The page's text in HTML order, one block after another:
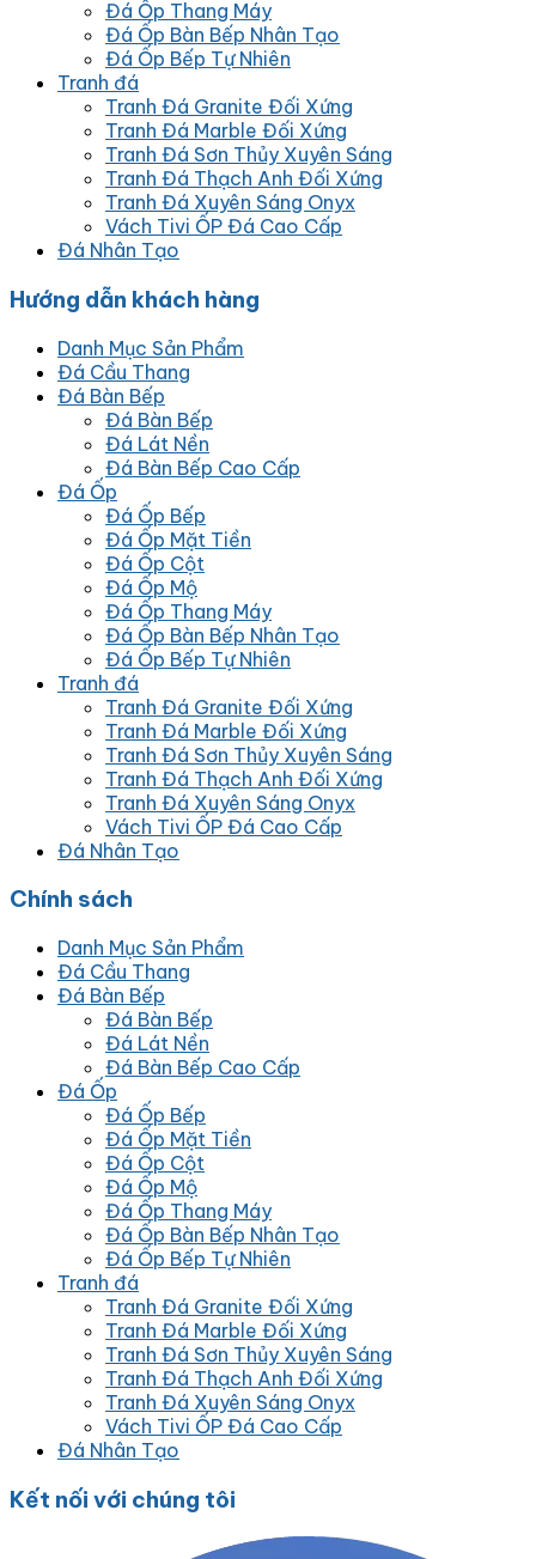
Đá Ốp Thang Máy
Đá Ốp Bàn Bếp Nhân Tạo
Đá Ốp Bếp Tự Nhiên
Tranh đá
Tranh Đá Granite Đối Xứng
Tranh Đá Marble Đối Xứng
Tranh Đá Sơn Thủy Xuyên Sáng
Tranh Đá Thạch Anh Đối Xứng
Tranh Đá Xuyên Sáng Onyx
Vách Tivi ỐP Đá Cao Cấp
Đá Nhân Tạo
Hướng dẫn khách hàng
Danh Mục Sản Phẩm
Đá Cầu Thang
Đá Bàn Bếp
Đá Bàn Bếp
Đá Lát Nền
Đá Bàn Bếp Cao Cấp
Đá Ốp
Đá Ốp Bếp
Đá Ốp Mặt Tiền
Đá Ốp Cột
Đá Ốp Mộ
Đá Ốp Thang Máy
Đá Ốp Bàn Bếp Nhân Tạo
Đá Ốp Bếp Tự Nhiên
Tranh đá
Tranh Đá Granite Đối Xứng
Tranh Đá Marble Đối Xứng
Tranh Đá Sơn Thủy Xuyên Sáng
Tranh Đá Thạch Anh Đối Xứng
Tranh Đá Xuyên Sáng Onyx
Vách Tivi ỐP Đá Cao Cấp
Đá Nhân Tạo
Chính sách
Danh Mục Sản Phẩm
Đá Cầu Thang
Đá Bàn Bếp
Đá Bàn Bếp
Đá Lát Nền
Đá Bàn Bếp Cao Cấp
Đá Ốp
Đá Ốp Bếp
Đá Ốp Mặt Tiền
Đá Ốp Cột
Đá Ốp Mộ
Đá Ốp Thang Máy
Đá Ốp Bàn Bếp Nhân Tạo
Đá Ốp Bếp Tự Nhiên
Tranh đá
Tranh Đá Granite Đối Xứng
Tranh Đá Marble Đối Xứng
Tranh Đá Sơn Thủy Xuyên Sáng
Tranh Đá Thạch Anh Đối Xứng
Tranh Đá Xuyên Sáng Onyx
Vách Tivi ỐP Đá Cao Cấp
Đá Nhân Tạo
Kết nối với chúng tôi